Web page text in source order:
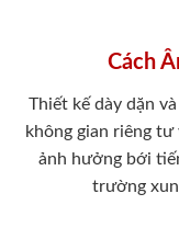
Cách
Thiết kế dày dặn
không gian riêng
ảnh hưởng bới
trường